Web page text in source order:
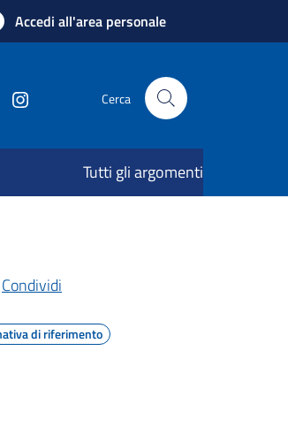
Accedi all'area personale
Cerca
Tutti gli argomenti
Condividi
di riferimento